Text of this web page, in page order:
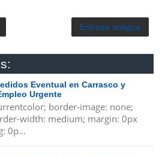
Entrada antigua
Eventual en Carrasco y
Urgente
border-image: none;
width: medium; margin: 0px
0p...